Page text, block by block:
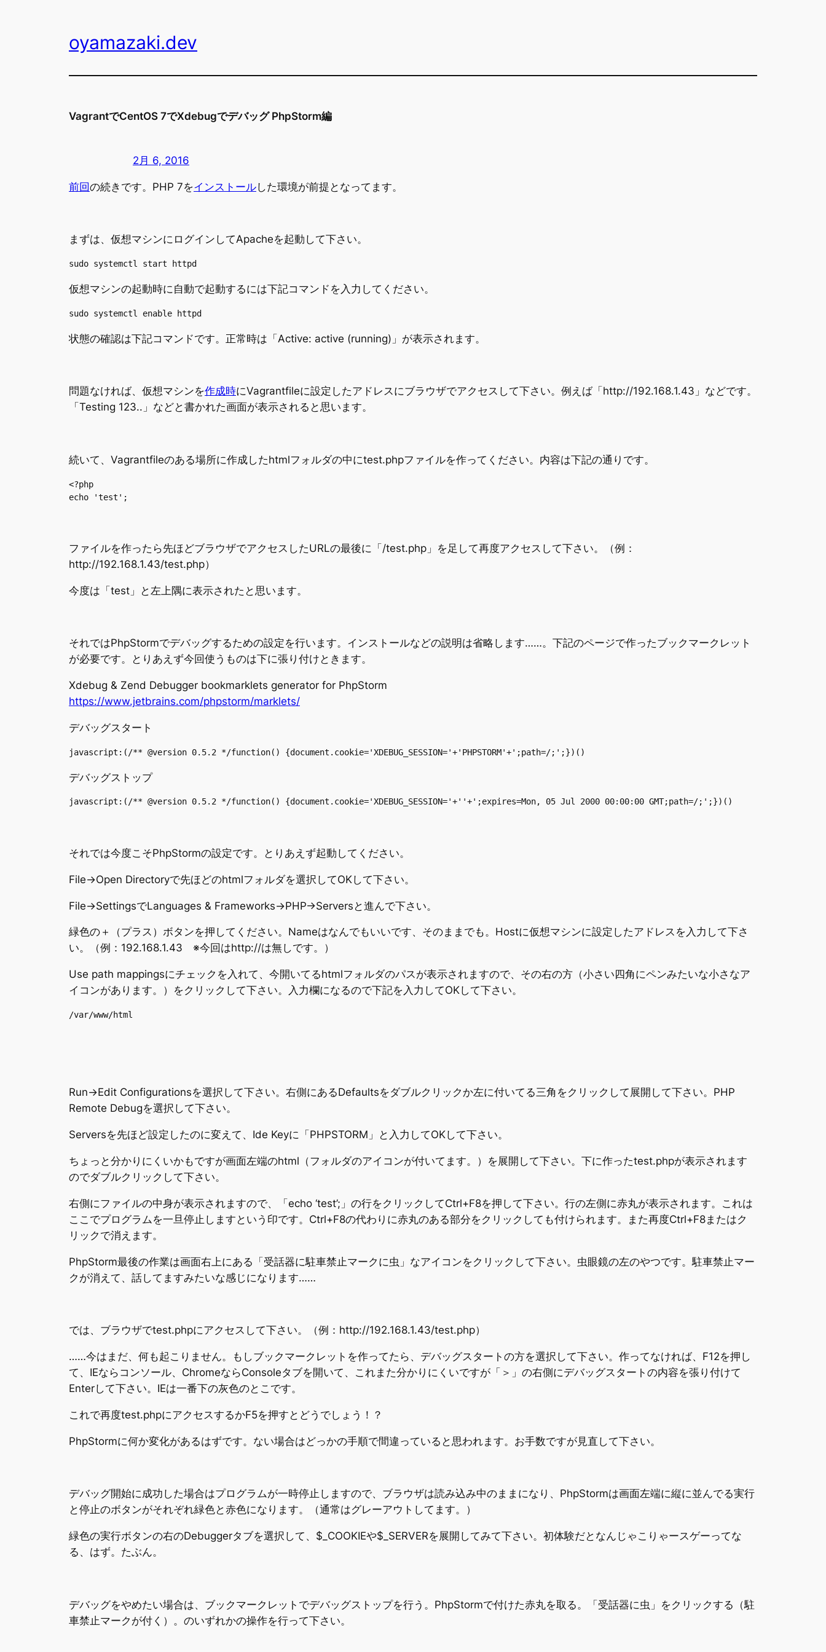
oyamazaki.dev
VagrantでCentOS 7でXdebugでデバッグ PhpStorm編
2月 6, 2016
前回の続きです。PHP 7をインストールした環境が前提となってます。
まずは、仮想マシンにログインしてApacheを起動して下さい。
sudo systemctl start httpd
仮想マシンの起動時に自動で起動するには下記コマンドを入力してください。
sudo systemctl enable httpd
状態の確認は下記コマンドです。正常時は「Active: active (running)」が表示されます。
問題なければ、仮想マシンを作成時にVagrantfileに設定したアドレスにブラウザでアクセスして下さい。例えば「http://192.168.1.43」などです。
「Testing 123..」などと書かれた画面が表示されると思います。
続いて、Vagrantfileのある場所に作成したhtmlフォルダの中にtest.phpファイルを作ってください。内容は下記の通りです。
<?php
echo 'test';
ファイルを作ったら先ほどブラウザでアクセスしたURLの最後に「/test.php」を足して再度アクセスして下さい。（例：
http://192.168.1.43/test.php）
今度は「test」と左上隅に表示されたと思います。
それではPhpStormでデバッグするための設定を行います。インストールなどの説明は省略します……。下記のページで作ったブックマークレット
が必要です。とりあえず今回使うものは下に張り付けときます。
Xdebug & Zend Debugger bookmarklets generator for PhpStorm
https://www.jetbrains.com/phpstorm/marklets/
デバッグスタート
javascript:(/** @version 0.5.2 */function() {document.cookie='XDEBUG_SESSION='+'PHPSTORM'+';path=/;';})()
デバッグストップ
javascript:(/** @version 0.5.2 */function() {document.cookie='XDEBUG_SESSION='+''+';expires=Mon, 05 Jul 2000 00:00:00 GMT;path=/;';})()
それでは今度こそPhpStormの設定です。とりあえず起動してください。
File→Open Directoryで先ほどのhtmlフォルダを選択してOKして下さい。
File→SettingsでLanguages & Frameworks→PHP→Serversと進んで下さい。
緑色の＋（プラス）ボタンを押してください。Nameはなんでもいいです、そのままでも。Hostに仮想マシンに設定したアドレスを入力して下さ
い。（例：192.168.1.43 ※今回はhttp://は無しです。）
Use path mappingsにチェックを入れて、今開いてるhtmlフォルダのパスが表示されますので、その右の方（小さい四角にペンみたいな小さなア
イコンがあります。）をクリックして下さい。入力欄になるので下記を入力してOKして下さい。
/var/www/html
Run→Edit Configurationsを選択して下さい。右側にあるDefaultsをダブルクリックか左に付いてる三角をクリックして展開して下さい。PHP
Remote Debugを選択して下さい。
Serversを先ほど設定したのに変えて、Ide Keyに「PHPSTORM」と入力してOKして下さい。
ちょっと分かりにくいかもですが画面左端のhtml（フォルダのアイコンが付いてます。）を展開して下さい。下に作ったtest.phpが表示されます
のでダブルクリックして下さい。
右側にファイルの中身が表示されますので、「echo ‘test’;」の行をクリックしてCtrl+F8を押して下さい。行の左側に赤丸が表示されます。これは
ここでプログラムを一旦停止しますという印です。Ctrl+F8の代わりに赤丸のある部分をクリックしても付けられます。また再度Ctrl+F8またはク
リックで消えます。
PhpStorm最後の作業は画面右上にある「受話器に駐車禁止マークに虫」なアイコンをクリックして下さい。虫眼鏡の左のやつです。駐車禁止マー
クが消えて、話してますみたいな感じになります……
では、ブラウザでtest.phpにアクセスして下さい。（例：http://192.168.1.43/test.php）
……今はまだ、何も起こりません。もしブックマークレットを作ってたら、デバッグスタートの方を選択して下さい。作ってなければ、F12を押し
て、IEならコンソール、ChromeならConsoleタブを開いて、これまた分かりにくいですが「＞」の右側にデバッグスタートの内容を張り付けて
Enterして下さい。IEは一番下の灰色のとこです。
これで再度test.phpにアクセスするかF5を押すとどうでしょう！？
PhpStormに何か変化があるはずです。ない場合はどっかの手順で間違っていると思われます。お手数ですが見直して下さい。
デバッグ開始に成功した場合はプログラムが一時停止しますので、ブラウザは読み込み中のままになり、PhpStormは画面左端に縦に並んでる実行
と停止のボタンがそれぞれ緑色と赤色になります。（通常はグレーアウトしてます。）
緑色の実行ボタンの右のDebuggerタブを選択して、$_COOKIEや$_SERVERを展開してみて下さい。初体験だとなんじゃこりゃースゲーってな
る、はず。たぶん。
デバッグをやめたい場合は、ブックマークレットでデバッグストップを行う。PhpStormで付けた赤丸を取る。「受話器に虫」をクリックする（駐
車禁止マークが付く）。のいずれかの操作を行って下さい。